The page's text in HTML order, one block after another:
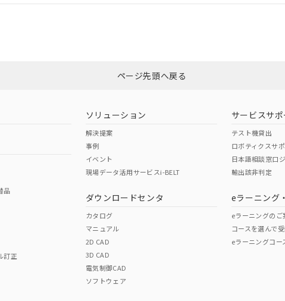
ダウンロードはこちら
Cr(VI)
在庫等で未対応品が混在する可能性があります。
問い合わせください。
ページ先頭へ戻る
品
訂正
ソリューション
解決提案
事例
イベント
現場データ活用サービスi-BELT
ダウンロードセンタ
カタログ
マニュアル
2D CAD
3D CAD
電気制御CAD
ソフトウェア
サービスサポ
テスト機貸出
ロボティクスサ
日本語相談窓口
輸出該非判定
eラーニング
eラーニングのご
コースを選んで
eラーニングコー